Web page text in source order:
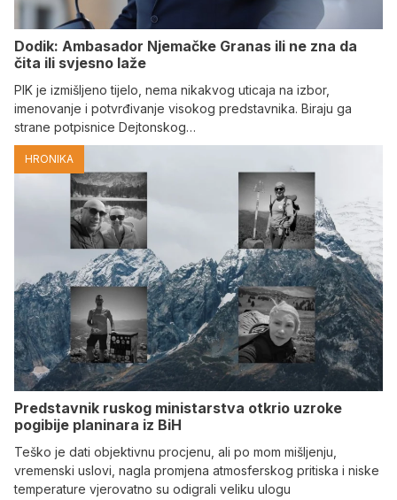
Dodik: Ambasador Njemačke Granas ili ne zna da
čita ili svjesno laže
PIK je izmišljeno tijelo, nema nikakvog uticaja na izbor,
imenovanje i potvrđivanje visokog predstavnika. Biraju ga
strane potpisnice Dejtonskog…
HRONIKA
Predstavnik ruskog ministarstva otkrio uzroke
pogibije planinara iz BiH
Teško je dati objektivnu procjenu, ali po mom mišljenju,
vremenski uslovi, nagla promjena atmosferskog pritiska i niske
temperature vjerovatno su odigrali veliku ulogu